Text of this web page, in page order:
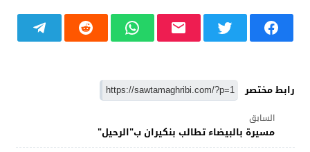
رابط مختصر
السابق
مسيرة بالبيضاء تطالب بنكيران ب"الرحيل"